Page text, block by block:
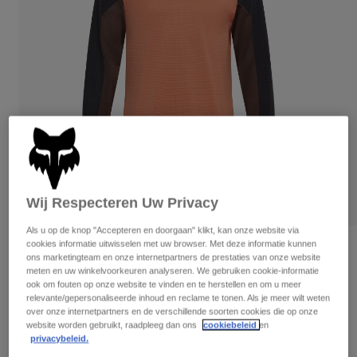
Broeken
Korte broeken
Jassen
Handschoenen
Brillen
Sokken
Accessoires
Onderdelen
Broeken
Handschoenen
Jassen
Protections
Brillen
Sokken
Tassen & Accessoires
Spare parts
Alles bekijken
Women
T-Shirts & Tops
Hoodies en truien
Jassen
Leggings & Broeken
Shirts
Alles bekijken
Youth
Alles bekijken
Moto
Helmen
Shirts
Pants
Boots
Beschermers
Gloves
Brillen
Beoordelingen
SHIRT MET LANGE MOUW DEFEND LONG
SLEEVE
Artikelnummer32367
Wij Respecteren Uw Privacy
Als u op de knop "Accepteren en doorgaan" klikt, kan onze website via
cookies informatie uitwisselen met uw browser. Met deze informatie kunnen
ons marketingteam en onze internetpartners de prestaties van onze website
meten en uw winkelvoorkeuren analyseren. We gebruiken cookie-informatie
ook om fouten op onze website te vinden en te herstellen en om u meer
relevante/gepersonaliseerde inhoud en reclame te tonen. Als je meer wilt weten
over onze internetpartners en de verschillende soorten cookies die op onze
website worden gebruikt, raadpleeg dan ons
cookiebeleid en
privacybeleid.